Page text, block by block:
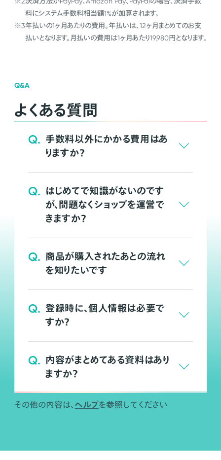
料にシステム手数料相当額1%が加算されます。
※3年払いの1ヶ月あたりの費用。年払いは、12ヶ月まとめてのお支
払いとなります。月払いの費用は1ヶ月あたり19,980円となります。
Q&A
よくある質問
Q. 手数料以外にかかる費用はあ
りますか？
Q. はじめてで知識がないのです
が、問題なくショップを運営で
きますか？
Q. 商品が購入されたあとの流れ
を知りたいです
Q. 登録時に、個人情報は必要で
すか？
Q. 内容がまとめてある資料はあり
ますか？
その他の内容は、 ヘルプを参照してください